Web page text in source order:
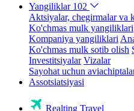
Yangiliklar 102
Aktsiyalar, chegirmalar va
Ko'chmas mulk yangiliklari
Kompaniya yangiliklari
Ko'chmas mulk sotib olish
Investitsiyalar Vizalar
Sayohat uchun
Assotsiatsiyasi
Realting Travel